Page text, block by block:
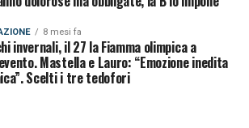
8 mesi fa
invernali, il 27 la Fiamma olimpica a
Mastella e Lauro: “Emozione inedita
Scelti i tre tedofori